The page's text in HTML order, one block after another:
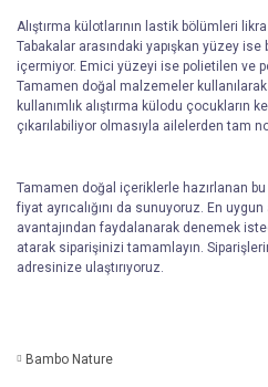
Alıştırma külotlarının lastik bölümleri
Tabakalar arasındaki yapışkan yüzey
içermiyor. Emici yüzeyi ise polietilen ve
Tamamen doğal malzemeler
kullanımlık alıştırma külodu çocukların
çıkarılabiliyor olmasıyla ailelerden tam
Tamamen doğal içeriklerle hazırlanan
fiyat ayrıcalığını da sunuyoruz. En
avantajından faydalanarak denemek
atarak siparişinizi tamamlayın.
adresinize ulaştırıyoruz.
Bambo Nature